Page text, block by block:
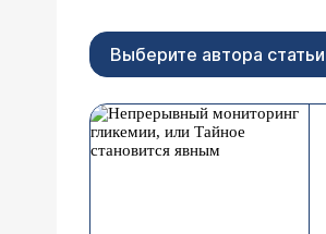
Выберите автора статьи